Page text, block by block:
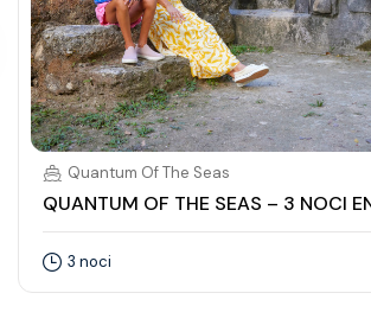
Quantum Of The Seas
QUANTUM OF THE SEAS – 3 NOCI
3 noci